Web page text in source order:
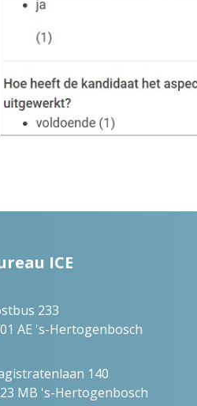
ICE
233
AE 's-Hertogenbosch
140
MB 's-Hertogenbosch